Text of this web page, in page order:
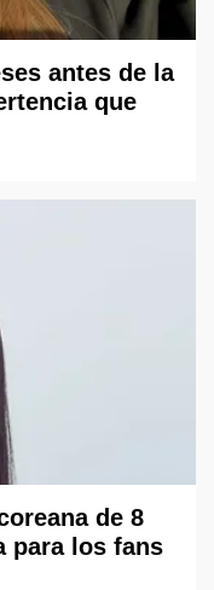
antes de la
que
de 8
para los fans